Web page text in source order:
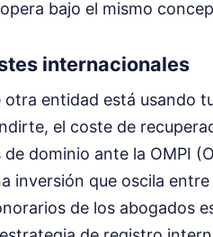
bajo el mismo
internacionales
otra entidad está usando
el coste de
dominio ante la OMPI
inversión que oscila
de los abogados